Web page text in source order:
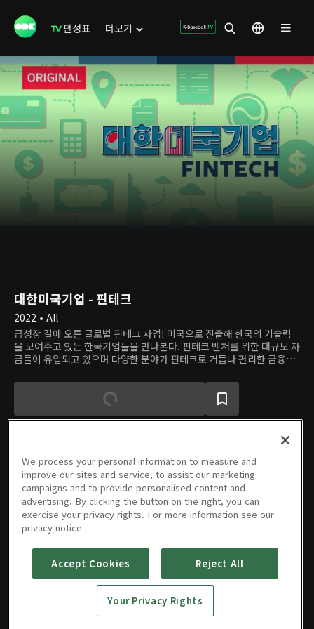
편성표 더보기
대한미국기업 - 핀테크
2022 • All
급성장 길에 오른 글로벌 핀테크 사업! 미국으로 진출해 한국의 기술력
을 보여주고 있는 한국기업들을 만나본다. 핀테크 벤처를 위한 대규모 자
금들이 유입되고 있으며 다양한 분야가 핀테크로 거듭나 편리한 금융서
국은 투자규모 1위를 차지하며 빠르게 핀테크 사업을 발전시키고 있으
며, 이에 발맞춰 IT 강국인 한국도 미국 시장에 당당하게 도전장을 내밀
고 고객들을 향한 첨단 서비스를 제공하고 있다. 앞서가는 미국의 금융시
장 속에서 치열하게 경쟁하며 그 실력을 성장시켜나가는 한국 기업들의
에피소드
We process your personal information to measure and
improve our sites and service, to assist our marketing
campaigns and to provide personalised content and
advertising. By clicking the button on the right, you can
exercise your privacy rights. For more information see our
privacy notice
Accept Cookies Reject All
Your Privacy Rights